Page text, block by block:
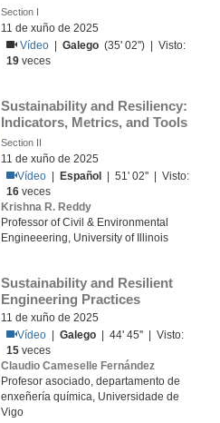
Section I
11 de xuño de 2025
Vídeo
|Galego (35' 02'') | Visto:
19 veces
Sustainability and Resiliency:
Indicators, Metrics, and Tools
Section II
11 de xuño de 2025
Vídeo
Español
| 51' 02'' | Visto:
16 veces
Krishna R. Reddy
Professor of Civil & Environmental
Engineeering, University of Illinois
Sustainability and Resilient
Engineering Practices
11 de xuño de 2025
Vídeo |Galego | 44' 45'' | Visto:
15 veces
Claudio Cameselle Fernández
Profesor asociado, departamento de
enxeñería química, Universidade de
Vigo